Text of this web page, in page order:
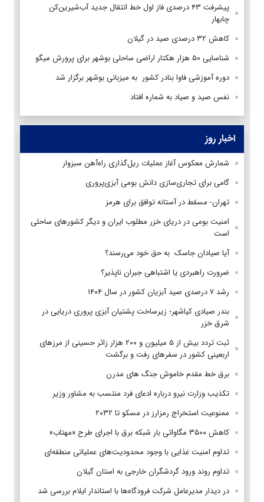
پیشرفت ۴۳ درصدی فاز اول خط انتقال جدید آب‌شیرین‌کن
چابهار
کاهش ۳۲ درصدی صید در گیلان
شناسایی ۵۰ هزار هکتار اراضی ساحلی بوشهر برای پرورش میگو
دوره آموزشی فاوا بنادر کشور به میزبانی بوشهر برگزار شد
نفس صید و صیاد به شماره افتاد
اخبار روز
شمارش معکوس آغاز عملیات ریل‌گذاری راه‌آهن سبزوار
گامی برای تجاری‌سازی دانش بومی آبزی‌پروری
تهران- مسقط در آستانه توافق برای هرمز
امنیت بومی در دریای خزر مطلوب ایران و دیگر کشورهای ساحلی
است
آیا صیادان جاسک به حق خود می‌رسند؟
ضرورت راهبردی یا اشتباهی جبران ناپذیر؟
رشد ۷ درصدی صید آبزیان کشور در سال ۱۴۰۴
بندر صیادی کیاشهر؛ زیرساخت پشتیان آبزی پروری دریایی در
شرق خزر
ثبت تردد بیش از ۵ میلیون و ۲۰۰ هزار زائر حسینی از مرزهای
اربعینی کشور در سفرهای رفت و برگشت
برق خط مقدم خاموش جنگ های مدرن
تکذیب وزارت نیرو درباره ادعای فرد منتسب به مشاور وزیر
ممنوعیت استخراج رمزارز در مسکو تا ۲۰۳۲
کاهش ۳۵۰۰ مگاواتی بار شبکه برق با اجرای طرح «مهتاب»
تداوم امنیت غذایی با وجود محدودیت‌های عملیاتی منطقه‌ای
تداوم روند ورود گردشگران خارجی به استان گیلان
در دیدار مدیرعامل شرکت فرودگاه‌ها با استاندار ایلام بررسی شد